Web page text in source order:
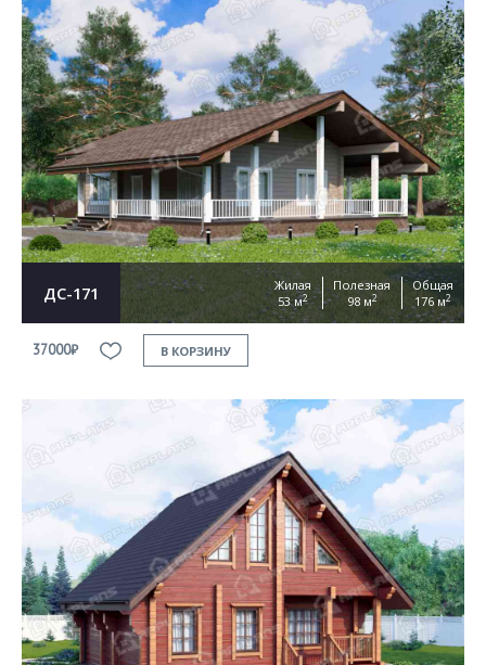
ДС-171
Жилая
53 м2
Полезная
98 м2
Общая
176 м2
37000₽ В КОРЗИНУ